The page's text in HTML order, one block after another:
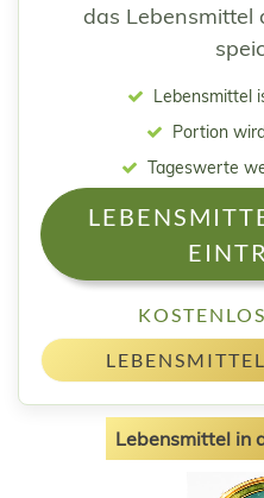
das Lebensmittel
Lebensmittel
Portion
Tageswerte
Lebensmittel in